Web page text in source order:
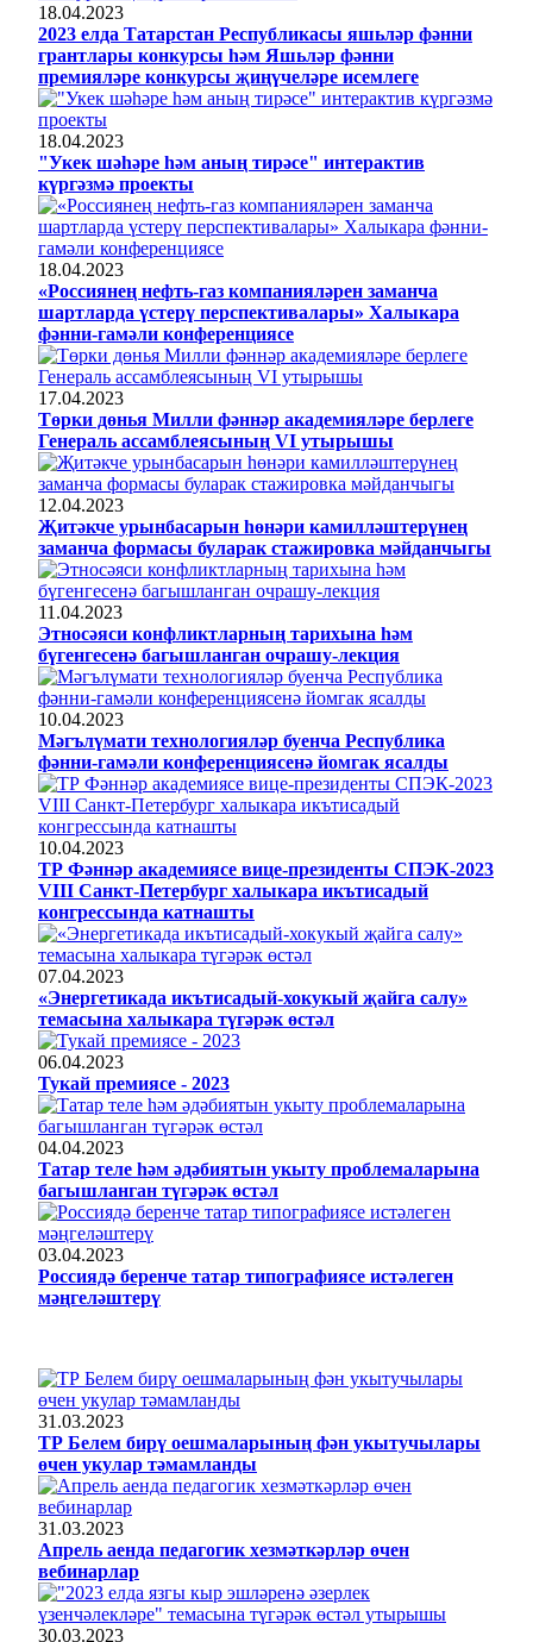
18.04.2023
2023 елда Татарстан Республикасы яшьләр фәнни
грантлары конкурсы һәм Яшьләр фәнни
премияләре конкурсы җиңүчеләре исемлеге
18.04.2023
"Укек шәһәре һәм аның тирәсе" интерактив
күргәзмә проекты
18.04.2023
«Россиянең нефть-газ компанияләрен заманча
шартларда үстерү перспективалары» Халыкара
фәнни-гамәли конференциясе
17.04.2023
Төрки дөнья Милли фәннәр академияләре берлеге
Генераль ассамблеясының VI утырышы
12.04.2023
Җитәкче урынбасарын һөнәри камилләштерүнең
заманча формасы буларак стажировка мәйданчыгы
11.04.2023
Этносәяси конфликтларның тарихына һәм
бүгенгесенә багышланган очрашу-лекция
10.04.2023
Мәгълүмати технологияләр буенча Республика
фәнни-гамәли конференциясенә йомгак ясалды
10.04.2023
ТР Фәннәр академиясе вице-президенты СПЭК-2023
VIII Санкт-Петербург халыкара икътисадый
конгрессында катнашты
07.04.2023
«Энергетикада икътисадый-хокукый җайга салу»
темасына халыкара түгәрәк өстәл
06.04.2023
Тукай премиясе - 2023
04.04.2023
Татар теле һәм әдәбиятын укыту проблемаларына
багышланган түгәрәк өстәл
03.04.2023
Россиядә беренче татар типографиясе истәлеген
мәңгеләштерү
31.03.2023
ТР Белем бирү оешмаларының фән укытучылары
өчен укулар тәмамланды
31.03.2023
Апрель аенда педагогик хезмәткәрләр өчен
вебинарлар
30.03.2023